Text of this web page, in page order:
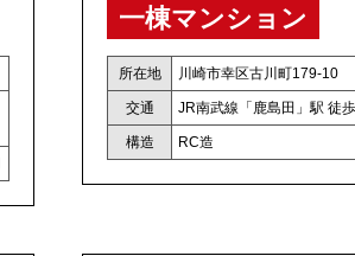
一棟マンション
所在地 川崎市幸区古川町179-10
交通 JR南武線「鹿島田」駅 徒
構造 RC造